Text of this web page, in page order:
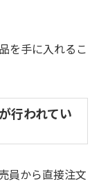
を手に入れるこ
行われてい
員から直接注文